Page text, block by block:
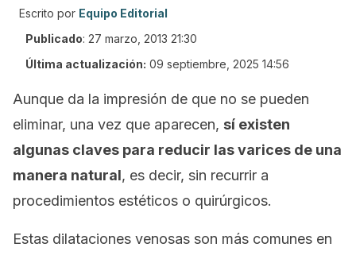
Escrito por Equipo Editorial
Publicado: 27 marzo, 2013 21:30
Última actualización: 09 septiembre, 2025 14:56
Aunque da la impresión de que no se pueden
eliminar, una vez que aparecen, sí existen
algunas claves para reducir las varices de una
manera natural, es decir, sin recurrir a
procedimientos estéticos o quirúrgicos.
Estas dilataciones venosas son más comunes en